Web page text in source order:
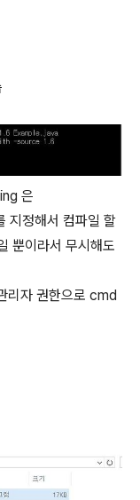
은
지정해서 컴파일 할
뿐이라서 무시해도
리자 권한으로 cmd